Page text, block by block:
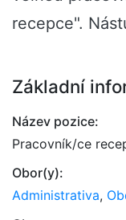
recepce".
Základní
Název pozice:
Pracovník/ce
Obor(y):
Administrativa,